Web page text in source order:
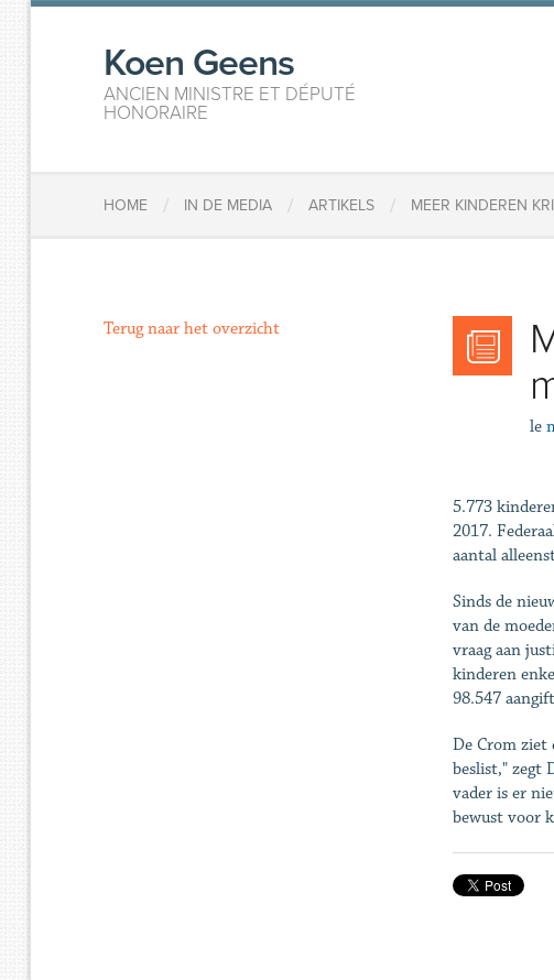
Koen Geens
ANCIEN MINISTRE ET DÉPUTÉ
HONORAIRE
HOME / IN DE MEDIA / ARTIKELS / MEER KINDEREN
le
5.773
2017.
aantal
Sinds de
van de
vraag aan
kinderen
98.547
De Crom ziet
beslist," zegt
vader is er
bewust voor
Terug naar het overzicht